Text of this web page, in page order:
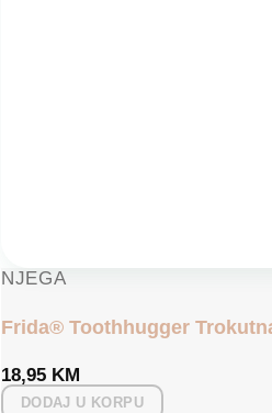
NJEGA
Frida® Toothhugger
18,95 KM
DODAJ U KORPU